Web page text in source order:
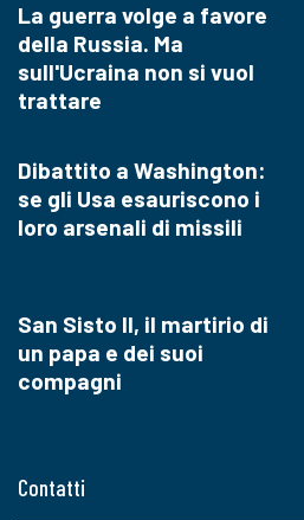
Contatti
La guerra volge a favore
della Russia. Ma
sull'Ucraina non si vuol
trattare
Dibattito a Washington:
se gli Usa esauriscono i
loro arsenali di missili
San Sisto II, il martirio di
un papa e dei suoi
compagni